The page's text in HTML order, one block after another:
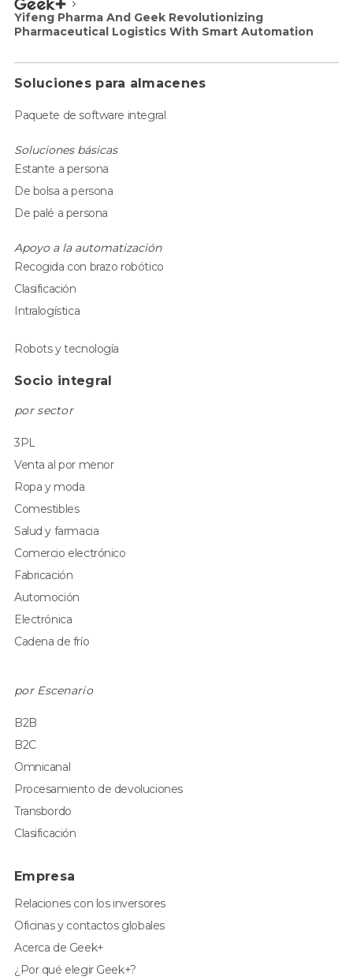
Yifeng Pharma And Geek Revolutionizing
Pharmaceutical Logistics With Smart Automation
Soluciones para almacenes
Paquete de software integral
Soluciones básicas
Estante a persona
De bolsa a persona
De palé a persona
Apoyo a la automatización
Recogida con brazo robótico
Clasificación
Intralogística
Robots y tecnología
Socio integral
por sector
3PL
Venta al por menor
Ropa y moda
Comestibles
Salud y farmacia
Comercio electrónico
Fabricación
Automoción
Electrónica
Cadena de frío
por Escenario
B2B
B2C
Omnicanal
Procesamiento de devoluciones
Transbordo
Clasificación
Empresa
Relaciones con los inversores
Oficinas y contactos globales
Acerca de Geek+
¿Por qué elegir Geek+?